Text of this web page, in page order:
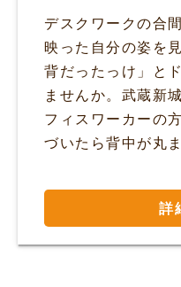
デスクワークの合
映った自分の姿を
背だったっけ」と
ませんか。武蔵新
フィスワーカーの
づいたら背中が丸
詳